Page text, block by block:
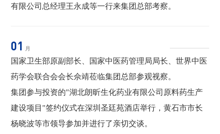
有限公司总经理王永成等一行来集团总部考察。
01 月
国家卫生部原副部长、国家中医药管理局局长、世界中医
药学会联合会会长佘靖莅临集团总部参观视察。
集团参与投资的"湖北朗昕生化药业有限公司原料药生产
建设项目"签约仪式在深圳圣廷苑酒店举行，黄石市市长
杨晓波等市领导参加并进行了亲切交谈。